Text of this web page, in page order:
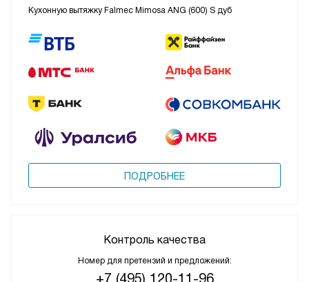
Кухонную вытяжку Falmec Mimosa ANG (600) S дуб
ПОДРОБНЕЕ
Контроль качества
Номер для претензий и предложений:
+7 (495) 120-11-96